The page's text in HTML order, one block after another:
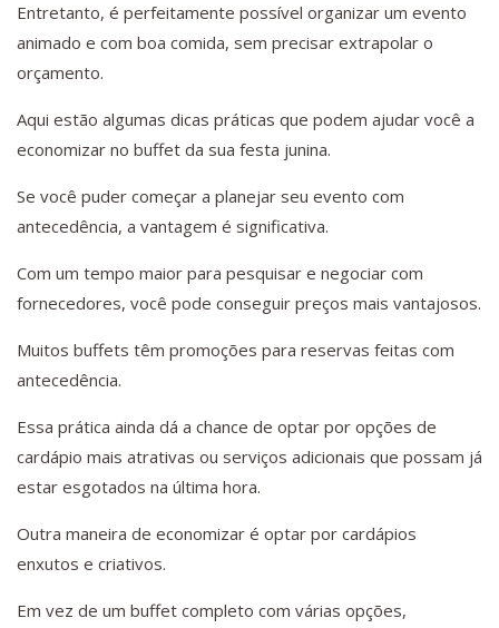
Entretanto, é perfeitamente possível organizar um evento
animado e com boa comida, sem precisar extrapolar o
orçamento.
Aqui estão algumas dicas práticas que podem ajudar você a
economizar no buffet da sua festa junina.
Se você puder começar a planejar seu evento com
antecedência, a vantagem é significativa.
Com um tempo maior para pesquisar e negociar com
fornecedores, você pode conseguir preços mais vantajosos.
Muitos buffets têm promoções para reservas feitas com
antecedência.
Essa prática ainda dá a chance de optar por opções de
cardápio mais atrativas ou serviços adicionais que possam já
estar esgotados na última hora.
Outra maneira de economizar é optar por cardápios
enxutos e criativos.
Em vez de um buffet completo com várias opções,